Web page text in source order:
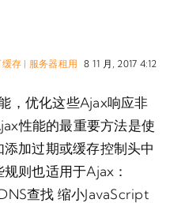
存 | 服务器租用 8 11 月, 2017 4:12
，优化这些Ajax响应非
性能的最重要方法是使
加过期或缓存控制头中
则也适用于Ajax：
查找 缩小JavaScript